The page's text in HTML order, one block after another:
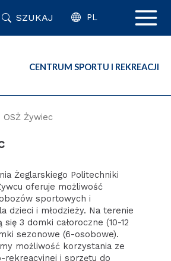
SZUKAJ PL
CENTRUM SPORTU I REKREACJI
OSŻ Żywiec
Żeglarskiego Politechniki
oferuje możliwość
sportowych i
dzieci i młodzieży. Na terenie
3 domki całoroczne (10-12
sezonowe (6-osobowe).
możliwość korzystania ze
i sprzętu do